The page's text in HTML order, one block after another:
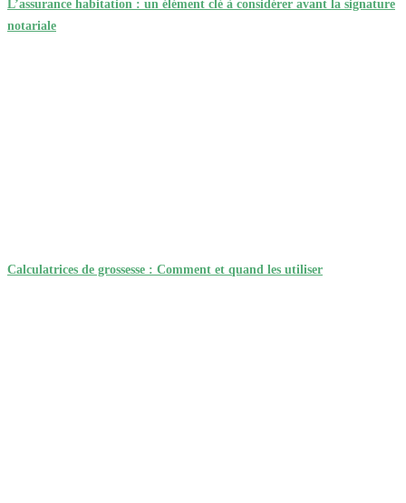
L’assurance habitation : un élément clé à considérer avant la signature
notariale
Calculatrices de grossesse : Comment et quand les utiliser